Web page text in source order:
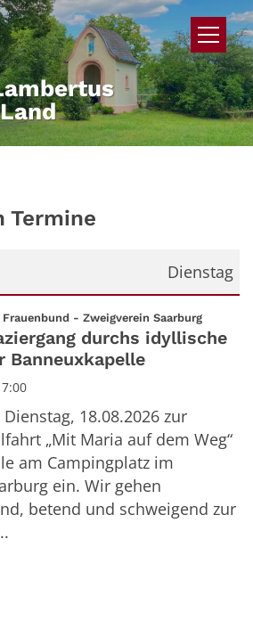
Termine
Dienstag
2026
- Zweigverein Saarburg:
durchs idyllische
Banneuxkapelle
18.08.2026 zur
„Mit Maria auf dem Weg“
am Campingplatz im
ein. Wir gehen
betend und schweigend zur